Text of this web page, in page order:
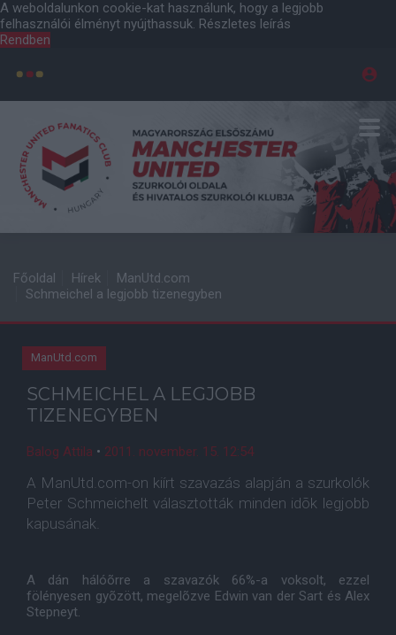
A weboldalunkon cookie-kat használunk, hogy a legjobb
felhasználói élményt nyújthassuk. Részletes leírás
Rendben
Főoldal Hírek
ManUtd.com
Schmeichel a legjobb tizenegyben
ManUtd.com
SCHMEICHEL A LEGJOBB
TIZENEGYBEN
Balog Attila • 2011. november. 15. 12:54
A ManUtd.com-on kiírt szavazás alapján a szurkolók
Peter Schmeichelt választották minden idõk legjobb
kapusának.
A dán hálóõrre a szavazók 66%-a voksolt, ezzel
fölényesen gyõzött, megelõzve Edwin van der Sart és Alex
Stepneyt.